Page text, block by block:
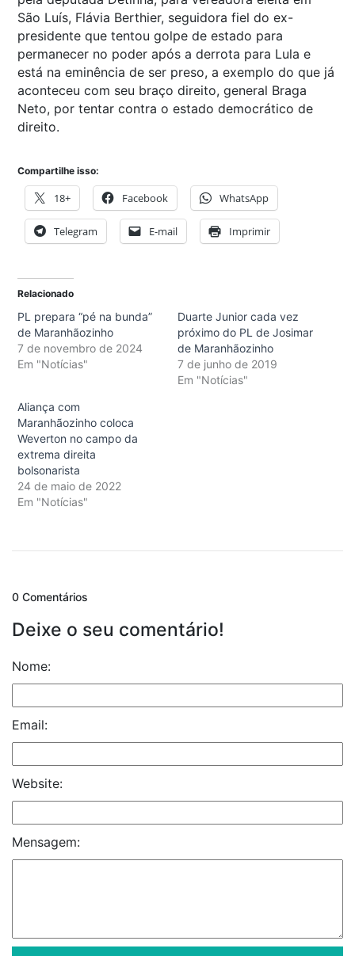
São Luís, Flávia Berthier, seguidora fiel do ex-
presidente que tentou golpe de estado para
permanecer no poder após a derrota para Lula e
está na eminência de ser preso, a exemplo do que já
aconteceu com seu braço direito, general Braga
Neto, por tentar contra o estado democrático de
direito.
Compartilhe isso:
18+ Facebook WhatsApp
Telegram E-mail Imprimir
Relacionado
PL prepara “pé na bunda”
de Maranhãozinho
7 de novembro de 2024
Em "Notícias"
Duarte Junior cada vez
próximo do PL de Josimar
de Maranhãozinho
7 de junho de 2019
Em "Notícias"
Aliança com
Maranhãozinho coloca
Weverton no campo da
extrema direita
bolsonarista
24 de maio de 2022
Em "Notícias"
0 Comentários
Deixe o seu comentário!
Nome:
Email:
Website:
Mensagem: